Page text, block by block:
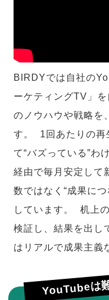
BIRDYでは自社の
ーケティングTV」
のノウハウや戦略を
す。 1回あたりの再
て“バズっている”わ
経由で毎月安定して
数ではなく“成果に
しています。 机上
検証し、結果を出し
はリアルで成果主義
YouTubeは